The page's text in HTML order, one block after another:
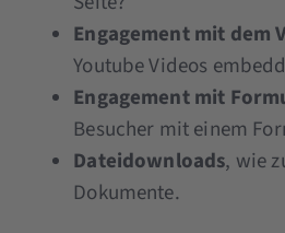
Engagement mit dem
Youtube Videos
Engagement mit
Besucher mit einem
Dateidownloads, wie
Dokumente.